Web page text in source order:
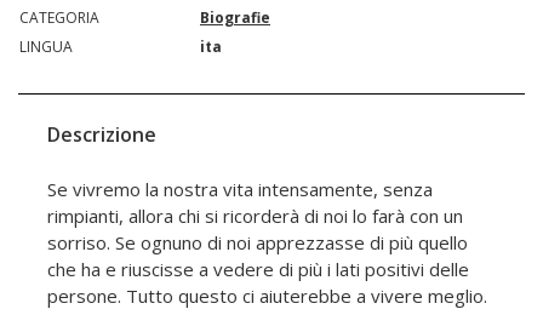
CATEGORIA
Biografie
LINGUA
ita
Descrizione
Se vivremo la nostra vita intensamente, senza
rimpianti, allora chi si ricorderà di noi lo farà con un
sorriso. Se ognuno di noi apprezzasse di più quello
che ha e riuscisse a vedere di più i lati positivi delle
persone. Tutto questo ci aiuterebbe a vivere meglio.